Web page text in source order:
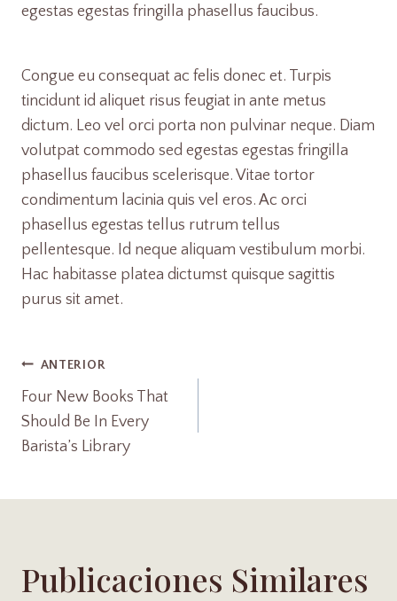
egestas egestas fringilla phasellus faucibus.
Congue eu consequat ac felis donec et. Turpis
tincidunt id aliquet risus feugiat in ante metus
dictum. Leo vel orci porta non pulvinar neque. Diam
volutpat commodo sed egestas egestas fringilla
phasellus faucibus scelerisque. Vitae tortor
condimentum lacinia quis vel eros. Ac orci
phasellus egestas tellus rutrum tellus
pellentesque. Id neque aliquam vestibulum morbi.
Hac habitasse platea dictumst quisque sagittis
purus sit amet.
Navegación
De
ANTERIOR
Four New Books That
Should Be In Every
Barista’s Library
Publicaciones Similares